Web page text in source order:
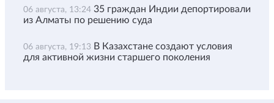
06 августа, 13:24 35 граждан Индии депортировали
из Алматы по решению суда
06 августа, 19:13 В Казахстане создают условия
для активной жизни старшего поколения